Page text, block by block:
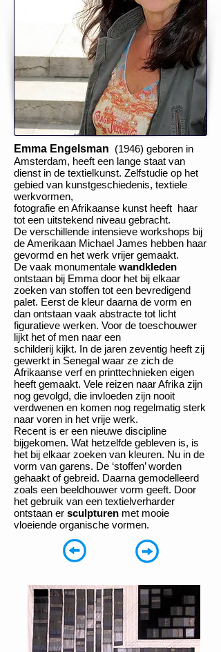
Emma Engelsman (1946) geboren in
Amsterdam, heeft een lange staat van
dienst in de textielkunst. Zelfstudie op het
gebied van kunstgeschiedenis, textiele
werkvormen,
fotografie en Afrikaanse kunst heeft haar
tot een uitstekend niveau gebracht.
De verschillende intensieve workshops bij
de Amerikaan Michael James hebben haar
gevormd en het werk vrijer gemaakt.
De vaak monumentale wandkleden
ontstaan bij Emma door het bij elkaar
zoeken van stoffen tot een bevredigend
palet. Eerst de kleur daarna de vorm en
dan ontstaan vaak abstracte tot licht
figuratieve werken. Voor de toeschouwer
lijkt het of men naar een
schilderij kijkt. In de jaren zeventig heeft zij
gewerkt in Senegal waar ze zich de
Afrikaanse verf en printtechnieken eigen
heeft gemaakt. Vele reizen naar Afrika zijn
nog gevolgd, die invloeden zijn nooit
verdwenen en komen nog regelmatig sterk
naar voren in het vrije werk.
Recent is er een nieuwe discipline
bijgekomen. Wat hetzelfde gebleven is, is
het bij elkaar zoeken van kleuren. Nu in de
vorm van garens. De ‘stoffen’ worden
gehaakt of gebreid. Daarna gemodelleerd
zoals een beeldhouwer vorm geeft. Door
het gebruik van een textielverharder
ontstaan er sculpturen met mooie
vloeiende organische vormen.